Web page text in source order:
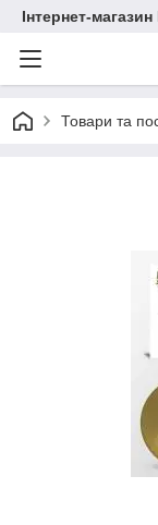
Інтернет-
Товари та